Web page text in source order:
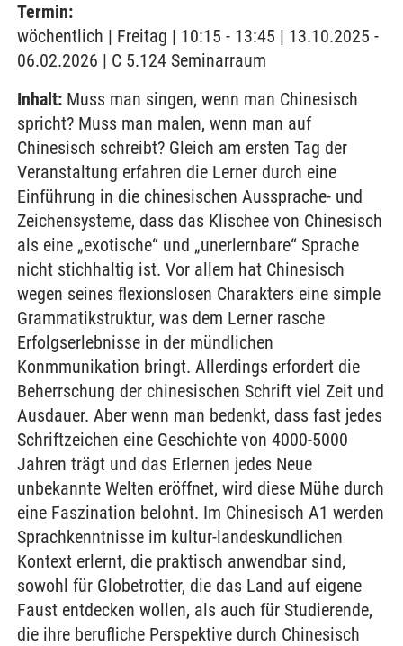
Termin:
wöchentlich | Freitag | 10:15 - 13:45 | 13.10.2025 -
06.02.2026 | C 5.124 Seminarraum
Inhalt: Muss man singen, wenn man Chinesisch
spricht? Muss man malen, wenn man auf
Chinesisch schreibt? Gleich am ersten Tag der
Veranstaltung erfahren die Lerner durch eine
Einführung in die chinesischen Aussprache- und
Zeichensysteme, dass das Klischee von Chinesisch
als eine „exotische“ und „unerlernbare“ Sprache
nicht stichhaltig ist. Vor allem hat Chinesisch
wegen seines flexionslosen Charakters eine simple
Grammatikstruktur, was dem Lerner rasche
Erfolgserlebnisse in der mündlichen
Konmmunikation bringt. Allerdings erfordert die
Beherrschung der chinesischen Schrift viel Zeit und
Ausdauer. Aber wenn man bedenkt, dass fast jedes
Schriftzeichen eine Geschichte von 4000-5000
Jahren trägt und das Erlernen jedes Neue
unbekannte Welten eröffnet, wird diese Mühe durch
eine Faszination belohnt. Im Chinesisch A1 werden
Sprachkenntnisse im kultur-landeskundlichen
Kontext erlernt, die praktisch anwendbar sind,
sowohl für Globetrotter, die das Land auf eigene
Faust entdecken wollen, als auch für Studierende,
die ihre berufliche Perspektive durch Chinesisch